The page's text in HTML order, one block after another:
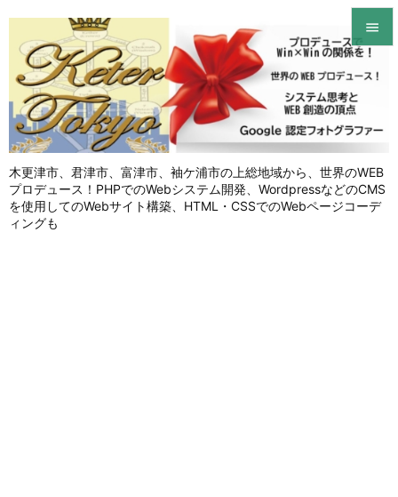
木更津市、君津市、富津市、袖ケ浦市の上総地域から、世界のWEB
プロデュース！PHPでのWebシステム開発、WordpressなどのCMS
を使用してのWebサイト構築、HTML・CSSでのWebページコーデ
ィングも


メニュ
サイド

前へ
